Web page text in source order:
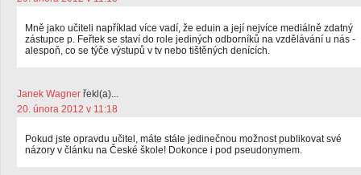
Mně jako učiteli například více vadí, že eduin a její nejvíce mediálně zdatný
zástupce p. Feřtek se staví do role jediných odborníků na vzdělávání u nás -
alespoň, co se týče výstupů v tv nebo tištěných denících.
Janek Wagner řekl(a)...
20. února 2012 v 11:18
Pokud jste opravdu učitel, máte stále jedinečnou možnost publikovat své
názory v článku na České škole! Dokonce i pod pseudonymem.